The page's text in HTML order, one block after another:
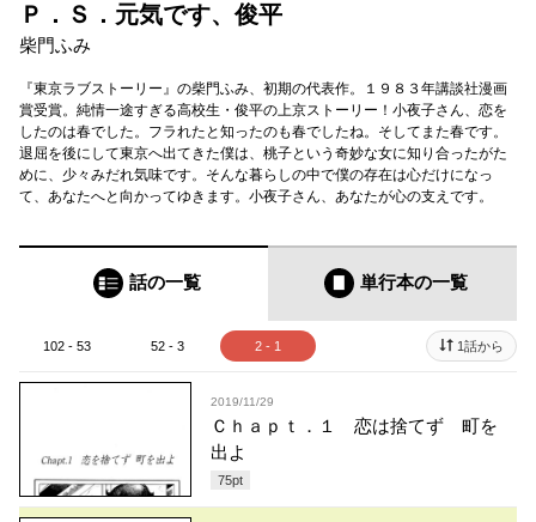
Ｐ．Ｓ．元気です、俊平
柴門ふみ
『東京ラブストーリー』の柴門ふみ、初期の代表作。１９８３年講談社漫画
賞受賞。純情一途すぎる高校生・俊平の上京ストーリー！小夜子さん、恋を
したのは春でした。フラれたと知ったのも春でしたね。そしてまた春です。
退屈を後にして東京へ出てきた僕は、桃子という奇妙な女に知り合ったがた
めに、少々みだれ気味です。そんな暮らしの中で僕の存在は心だけになっ
て、あなたへと向かってゆきます。小夜子さん、あなたが心の支えです。
話の一覧 単行本の一覧
102 - 53 52 - 3 2 - 1 1話から
2019/11/29
Ｃｈａｐｔ．１ 恋は捨てず 町を
出よ
75pt